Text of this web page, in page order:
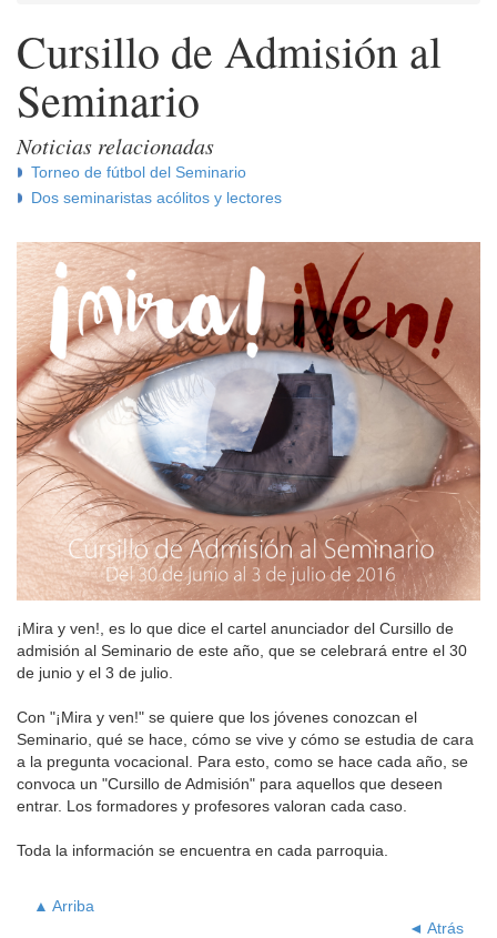
Cursillo de Admisión al
Seminario
Noticias relacionadas
Torneo de fútbol del Seminario
Dos seminaristas acólitos y lectores
¡Mira y ven!, es lo que dice el cartel anunciador del Cursillo de
admisión al Seminario de este año, que se celebrará entre el 30
de junio y el 3 de julio.
Con "¡Mira y ven!" se quiere que los jóvenes conozcan el
Seminario, qué se hace, cómo se vive y cómo se estudia de cara
a la pregunta vocacional. Para esto, como se hace cada año, se
convoca un "Cursillo de Admisión" para aquellos que deseen
entrar. Los formadores y profesores valoran cada caso.
Toda la información se encuentra en cada parroquia.
▲ Arriba
◄ Atrás